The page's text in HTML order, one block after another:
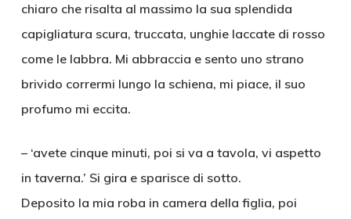
chiaro che risalta al massimo la sua splendida
capigliatura scura, truccata, unghie laccate di rosso
come le labbra. Mi abbraccia e sento uno strano
brivido corrermi lungo la schiena, mi piace, il suo
profumo mi eccita.
– ‘avete cinque minuti, poi si va a tavola, vi aspetto
in taverna.’ Si gira e sparisce di sotto.
Deposito la mia roba in camera della figlia, poi